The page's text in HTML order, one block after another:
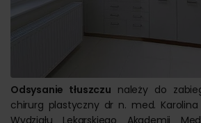
Odsysanie tłuszczu należy do
chirurg plastyczny dr n. med. Karolina